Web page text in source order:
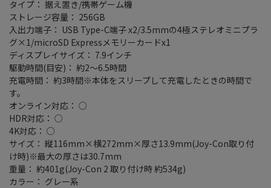
タイプ： 据え置き/携帯ゲーム機
ストレージ容量： 256GB
入出力端子： USB Type-C端子 x2/3.5mmの4極ステレオミニプラ
グ×1/microSD Expressメモリーカードx1
ディスプレイサイズ： 7.9インチ
駆動時間(目安)： 約2～6.5時間
充電時間： 約3時間※本体をスリープして充電したときの時間で
す。
オンライン対応： ○
HDR対応： ○
4K対応： ○
サイズ： 縦116mm×横272mm×厚さ13.9mm(Joy-Con取り付
け時)※最大の厚さは30.7mm
重量： 約401g(Joy-Con 2 取り付け時 約534g)
カラー： グレー系